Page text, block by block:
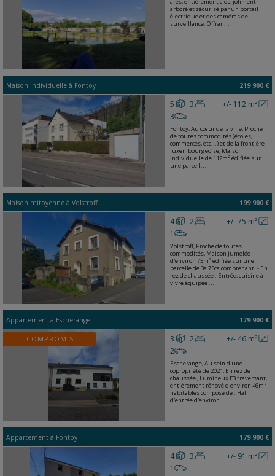
arboré et sécurisé par un portail
électrique et des caméras de
surveillance. Offran...
Maison individuelle à Fontoy 219 900 €
+/- 112 m²
5
3
3
Fontoy, Au cœur de la ville, Proche
de toutes commodités (écoles,
commerces, etc...) et de la frontière
luxembourgeoise, Maison
individuelle de 112m² édifiée sur
une parcell...
Maison mitoyenne à Volstroff 199 900 €
+/- 75 m²
4
2
1
Volstroff, Proche de toutes
commodités, Maison jumelée
d'environ 75m² édifiée sur une
parcelle de 3a 75ca comprenant: - En
rez de chaussée : Entrée, cuisine à
vivre équipée ...
Appartement à Escherange 179 900 €
COMPROMIS +/- 46 m²
3
2
2
Escherange, Au sein d'une
copropriété de 2021, En rez de
chaussée , Lumineux F3 traversant,
entièrement rénové d'environ 46m²
habitables composé de : Hall
d'entrée d'environ ...
Appartement à Fontoy 179 900 €
+/- 91 m²
4
3
1